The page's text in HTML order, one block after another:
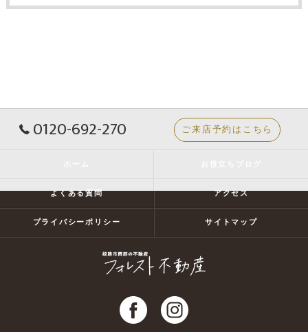
0120-692-270 ご来店予約はこちら
よくある質問 アクセス
プライバシーポリシー サイトマップ